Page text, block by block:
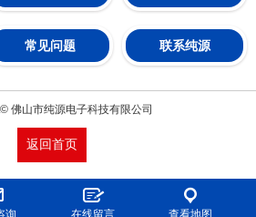
常见问题 联系纯源
佛山市纯源电子科技有限公司
返回首页
询 在线留言 查看地图